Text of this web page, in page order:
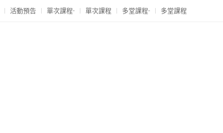
活動預告 單次課程- 單次課程 多堂課程- 多堂課程